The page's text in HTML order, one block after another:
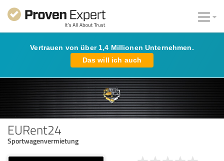
Vertrauen von über 1,4 Millionen Unternehmen.
Das will ich auch
EURent24
Sportwagenvermietung